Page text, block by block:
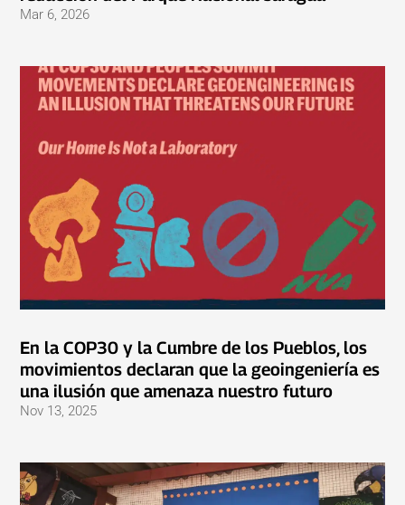
Mar 6, 2026
En la COP30 y la Cumbre de los Pueblos, los
movimientos declaran que la geoingeniería es
una ilusión que amenaza nuestro futuro
Nov 13, 2025